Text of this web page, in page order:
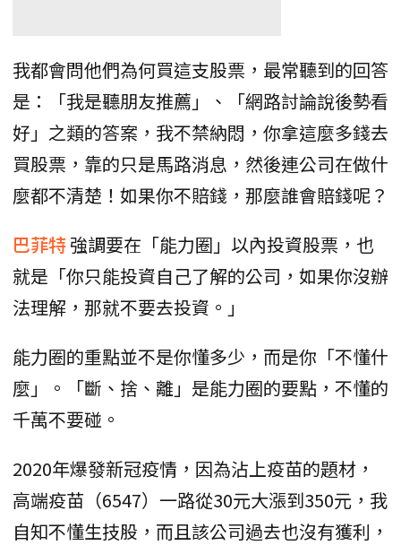
我都會問他們為何買這支股票，最常聽到的回答
是：「我是聽朋友推薦」、「網路討論說後勢看
好」之類的答案，我不禁納悶，你拿這麼多錢去
買股票，靠的只是馬路消息，然後連公司在做什
麼都不清楚！如果你不賠錢，那麼誰會賠錢呢？
巴菲特強調要在「能力圈」以內投資股票，也
就是「你只能投資自己了解的公司，如果你沒辦
法理解，那就不要去投資。」
能力圈的重點並不是你懂多少，而是你「不懂什
麼」。「斷、捨、離」是能力圈的要點，不懂的
千萬不要碰。
2020年爆發新冠疫情，因為沾上疫苗的題材，
高端疫苗（6547）一路從30元大漲到350元，我
自知不懂生技股，而且該公司過去也沒有獲利，